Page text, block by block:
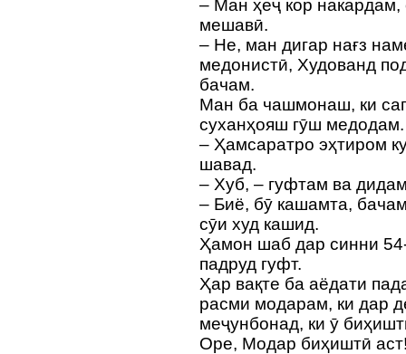
– Ман ҳеҷ кор накардам,
мешавӣ.
– Не, ман дигар нағз
медонистӣ, Худованд
бачам.
Ман ба чашмонаш, ки
суханҳояш гӯш медодам.
– Ҳамсаратро эҳтиром
шавад.
– Хуб, – гуфтам ва
– Биё, бӯ кашамта,
сӯи худ кашид.
Ҳамон шаб дар синни
падруд гуфт.
Ҳар вақте ба аёдати
расми модарам, ки дар
меҷунбонад, ки ӯ
Оре, Модар биҳиштӣ